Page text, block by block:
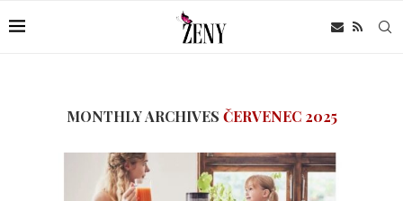
MONTHLY ARCHIVES ČERVENEC 2025